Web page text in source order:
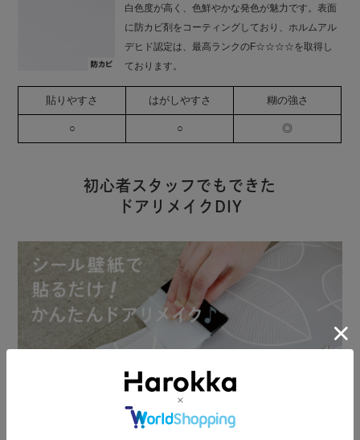
白色度が高く、色鮮やかな発色が魅力です。表面
に防カビ剤をコーティングしており、ホルムアル
デヒド認定は、最高ランクのF☆☆☆☆を取得し
ております。
貼りやすさ はがしやすさ 糊の強さ
○ ○ ◎
初心者スタッフでもできた
ドアリメイクDIY
Harokkaスタッフがシール壁紙を使ったドアのリメイクに初挑戦。ス